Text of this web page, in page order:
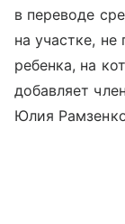
в переводе
на участке,
ребенка, на
добавляет
Юлия